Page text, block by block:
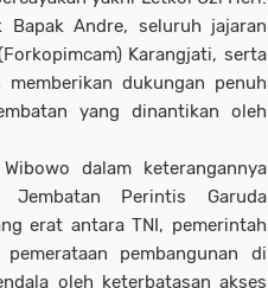
Andre, seluruh jajaran
Karangjati, serta
dukungan penuh
yang dinantikan oleh
dalam keterangannya
Jembatan Perintis Garuda
erat antara TNI, pemerintah
pembangunan di
oleh keterbatasan akses